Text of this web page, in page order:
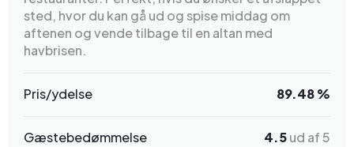
sted, hvor du kan gå ud og spise middag om
aftenen og vende tilbage til en altan med
havbrisen.
Pris/ydelse 89.48 %
Gæstebedømmelse 4.5ud af 5